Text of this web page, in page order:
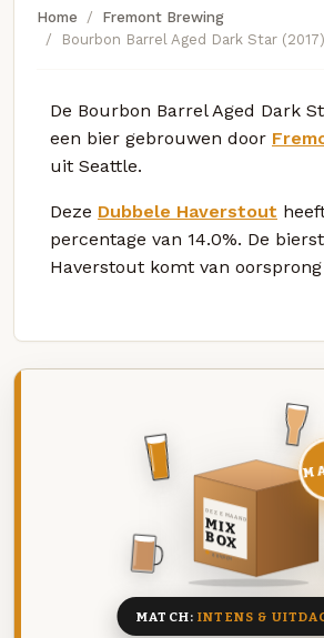
Home
Fremont Brewing
Bourbon Barrel Aged Dark Star (2017)
De Bourbon Barrel Aged Dark
een bier gebrouwen door
uit Seattle.
Deze Dubbele Haverstout
percentage van 14.0%. De
Haverstout komt van
DEZE MAAND
MIX
BOX
8 BIEREN
MATCH:INTENS &